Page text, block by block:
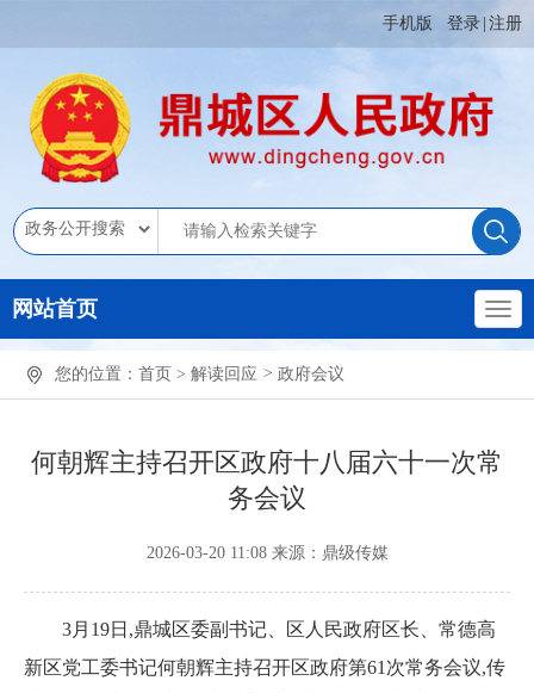
手机版 登录 注册
网站首页
您的位置： 首页 > 解读回应 > 政府会议
何朝辉主持召开区政府十八届六十一次常
务会议
2026-03-20 11:08 来源：鼎级传媒
3月19日,鼎城区委副书记、区人民政府区长、常德高
新区党工委书记何朝辉主持召开区政府第61次常务会议,传